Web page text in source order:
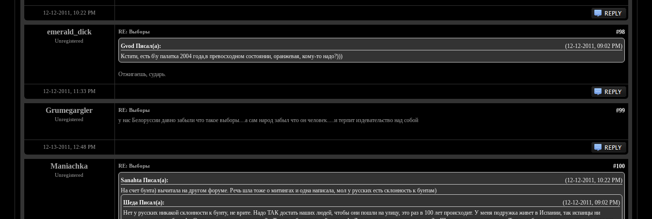
12-12-2011, 10:22 PM
emerald_dick
Unregistered
#98
RE: Выборы
(12-12-2011, 09:02 PM)
Gvod Писал(а):
Кстати, есть б\у палатка 2004 года,в превосходном состоянии, оранжевая, кому-то надо?)))
Отжигаешь, сударь.
12-12-2011, 11:33 PM
Grumegargler
Unregistered
#99
RE: Выборы
у нас Белоруссии давно забыли что такое выборы....а сам народ забыл что он человек.....и терпит издевательство над собой
12-13-2011, 12:48 PM
Maniachka
Unregistered
#100
RE: Выборы
(12-12-2011, 10:22 PM)
Sanahta Писал(а):
На счет бунта) вычитала на другом форуме. Речь шла тоже о митингах и одна написала, мол у русских есть склонность к бунтам)
(12-12-2011, 09:02 PM)
Шеда Писал(а):
Нет у русских никакой склонности к бунту, не врите. Надо ТАК достать наших людей, чтобы они пошли на улицу, это раз в 100 лет происходит. У меня подружка живет в Испании, так испанцы ни